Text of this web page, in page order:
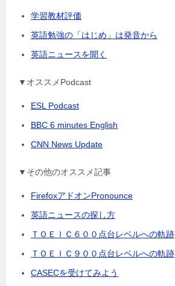
学習教材評価
英語勉強の「はじめ」は発音から
英語ニュースを聞く
▼オススメPodcast
ESL Podcast
BBC 6 minutes English
CNN News Update
▼その他のオススメ記事
FirefoxアドオンPronounce
英語ニュースの探し方
ＴＯＥＩＣ６００点台レベルへの軌跡
ＴＯＥＩＣ９００点台レベルへの軌跡
CASECを受けてみよう